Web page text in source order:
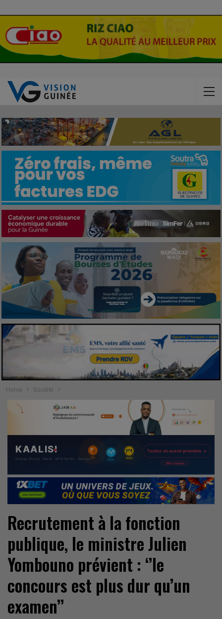
Home Société
Recrutement à la fonction
publique, le ministre Julien
Yombouno prévient : ‘’le
concours est plus dur qu’un
examen’’